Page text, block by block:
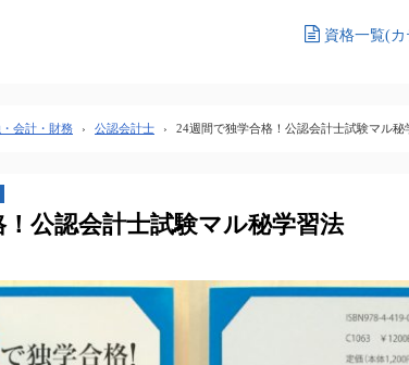
資格一覧(
会計・財務 › 公認会計士 › 24週間で独学合格！公認会計士試験マル秘
公認会計士試験マル秘学習法